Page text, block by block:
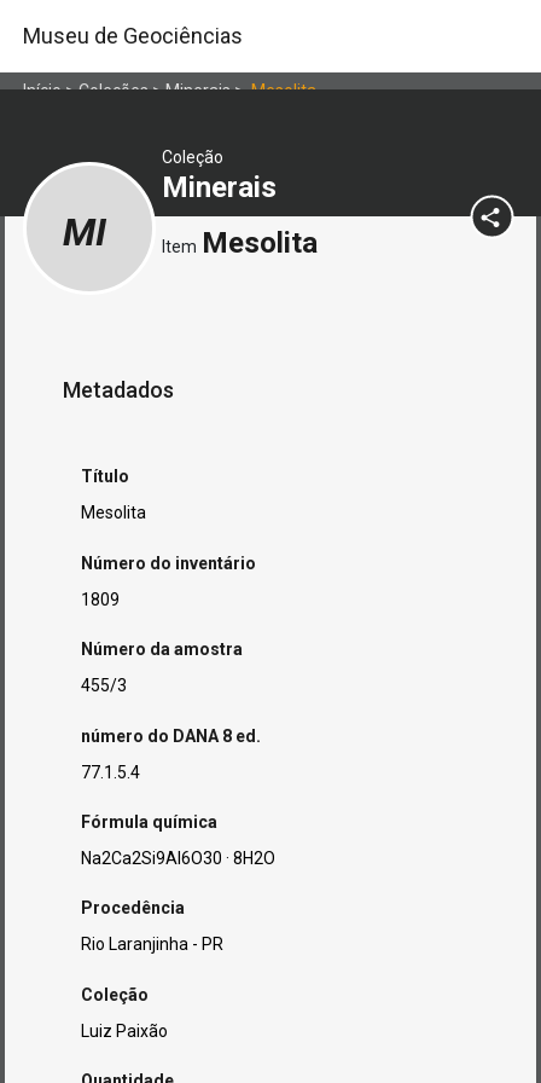
Museu de Geociências
Início>Coleções>Minerais>Mesolita
Coleção
Minerais
MI Item Mesolita
Metadados
Título
Mesolita
Número do inventário
1809
Número da amostra
455/3
número do DANA 8 ed.
77.1.5.4
Fórmula química
Na2Ca2Si9Al6O30 · 8H2O
Procedência
Rio Laranjinha - PR
Coleção
Luiz Paixão